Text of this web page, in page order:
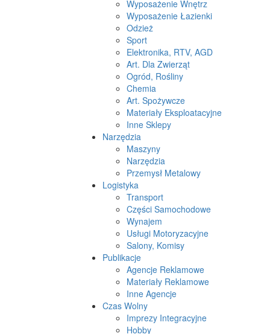
Wyposażenie Wnętrz
Wyposażenie Łazienki
Odzież
Sport
Elektronika, RTV, AGD
Art. Dla Zwierząt
Ogród, Rośliny
Chemia
Art. Spożywcze
Materiały Eksploatacyjne
Inne Sklepy
Narzędzia
Maszyny
Narzędzia
Przemysł Metalowy
Logistyka
Transport
Części Samochodowe
Wynajem
Usługi Motoryzacyjne
Salony, Komisy
Publikacje
Agencje Reklamowe
Materiały Reklamowe
Inne Agencje
Czas Wolny
Imprezy Integracyjne
Hobby